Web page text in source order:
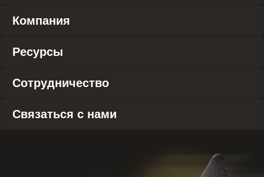
Компания
Ресурсы
Сотрудничество
Связаться с нами